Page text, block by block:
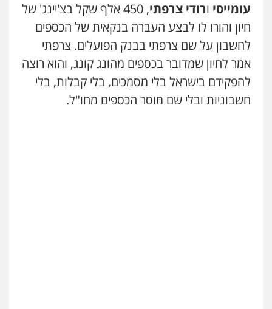
עומייסי ורודי צרפתי,
450אלף שקל בצ'יינג' של
חיון והורו לו לבצע העברה בנקאית של הכספים
לחשבון על שם צרפתי בבנק הפועלים. צרפתי
אמר לחיון שמדובר בכספים מהונג קונג, והוא רוצה
להפקידם בישראל בלי מסמכים, בלי קבלות, בלי
חשבוניות ובלי שם מוסר הכספים מחו"ל.